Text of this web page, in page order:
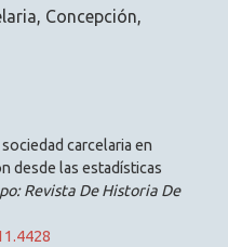
Concepción
carcelaria en
desde las estadísticas
Revista De Historia De